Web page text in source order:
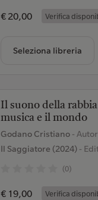
€ 20,00 Verifica
Seleziona libreria
Il suono della
musica e il mondo
Godano Cristiano -
Il Saggiatore (2024)-
(0)
€ 19,00 Verifica